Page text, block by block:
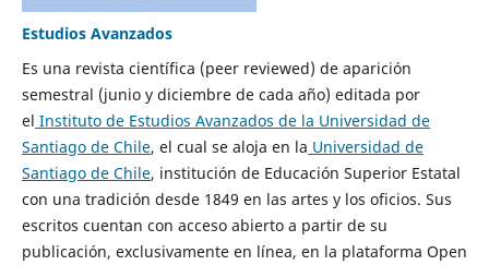
Estudios Avanzados
Es una revista científica (peer reviewed) de aparición
semestral (junio y diciembre de cada año) editada por
el Instituto de Estudios Avanzados de la Universidad de
Santiago de Chile, el cual se aloja en la Universidad de
Santiago de Chile, institución de Educación Superior Estatal
con una tradición desde 1849 en las artes y los oficios. Sus
escritos cuentan con acceso abierto a partir de su
publicación, exclusivamente en línea, en la plataforma Open